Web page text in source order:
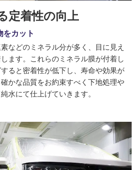
定着性の向上
をカット
などのミネラル分が多く、目に見え
ます。これらのミネラル膜が付着し
ると密着性が低下し、寿命や効果が
かな品質をお約束すべく下地処理や
水にて仕上げていきます。